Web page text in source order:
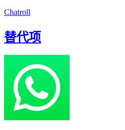
Chatroll
替代项